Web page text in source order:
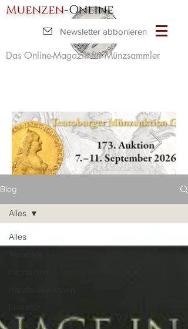
Muenzen-Online
Das Online-Magazin für Münzsammler
Newsletter abbonieren
Blog
Alles
Links
Alles